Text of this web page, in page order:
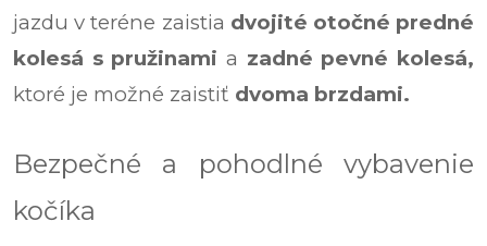
jazdu v teréne zaistia dvojité otočné predné
kolesá s pružinami a zadné pevné kolesá,
ktoré je možné zaistiť dvoma brzdami.
Bezpečné a pohodlné vybavenie
kočíka